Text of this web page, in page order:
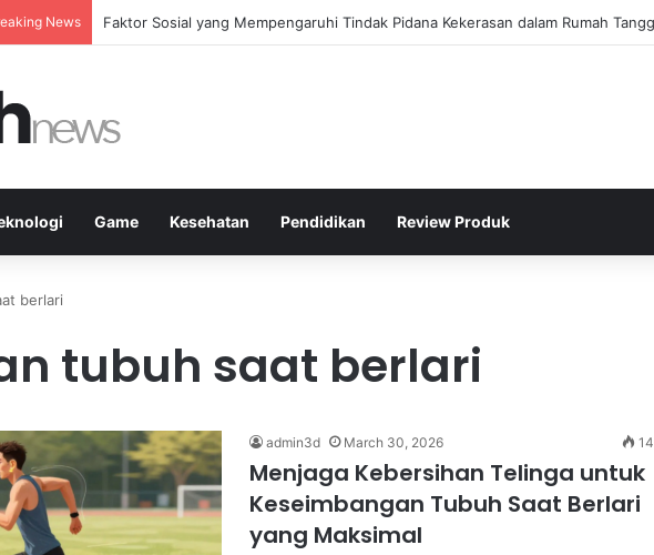
News Peran Strategis Kepolisian Dalam Penanganan Kejahatan Siber di Indonesia
Game Kesehatan Pendidikan Review Produk
berlari
tubuh saat berlari
admin3d March 30, 2026 14
Menjaga Kebersihan Telinga untuk
Keseimbangan Tubuh Saat Berlari
yang Maksimal